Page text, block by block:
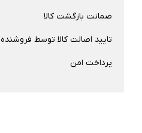
ضمانت بازگشت کالا
تایید اصالت کالا توسط فروشنده
پرداخت امن